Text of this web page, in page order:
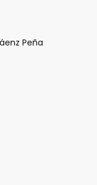
Peña